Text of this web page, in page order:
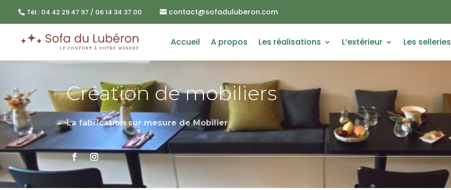
Tél : 04 42 29 47 97 / 06 14 34 37 00 contact@sofaduluberon.com
Accueil A propos Les réalisations L’extérieur Les selleries
Création de mobiliers
La fabrication sur mesure de Mobilier